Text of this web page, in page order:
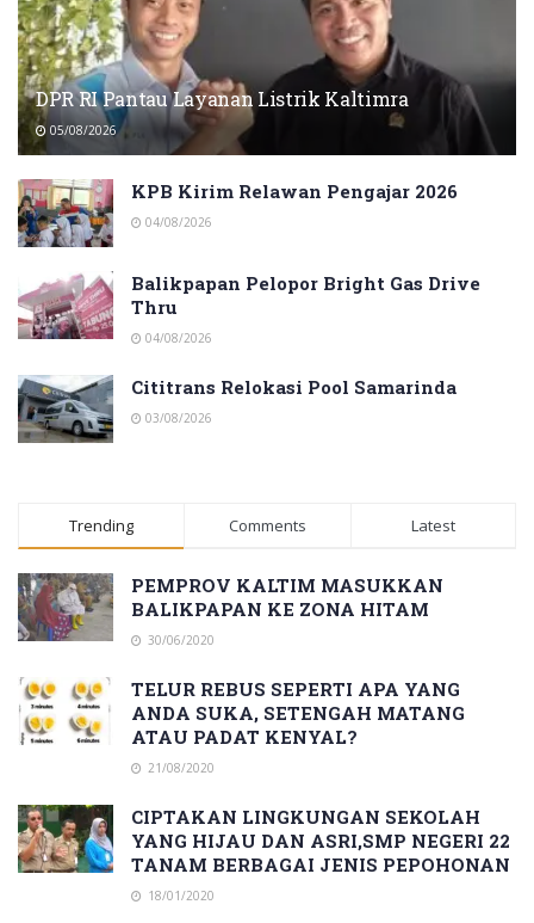
DPR RI Pantau Layanan Listrik Kaltimra
05/08/2026
KPB Kirim Relawan Pengajar 2026
04/08/2026
Balikpapan Pelopor Bright Gas Drive
Thru
04/08/2026
Cititrans Relokasi Pool Samarinda
03/08/2026
Trending Comments Latest
PEMPROV KALTIM MASUKKAN
BALIKPAPAN KE ZONA HITAM
30/06/2020
TELUR REBUS SEPERTI APA YANG
ANDA SUKA, SETENGAH MATANG
ATAU PADAT KENYAL?
21/08/2020
CIPTAKAN LINGKUNGAN SEKOLAH
YANG HIJAU DAN ASRI,SMP NEGERI 22
TANAM BERBAGAI JENIS PEPOHONAN
18/01/2020